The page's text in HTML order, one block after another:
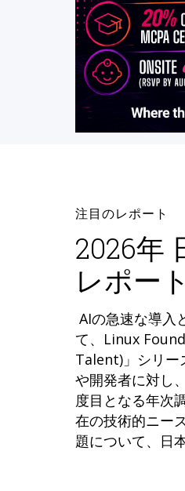
注目のレポート
2026年
レポート
AIの急速な導入
て、Linux
Talent)」シリー
や開発者に対し
度目となる年次
在の技術的ニー
題について、日